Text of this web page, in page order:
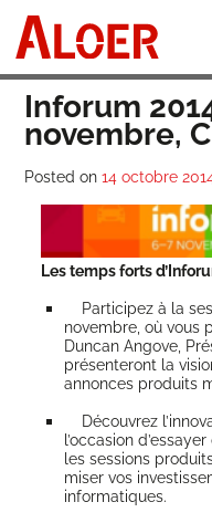
content
Inforum
novembre,
Posted on 14 octobre
Les temps forts
Par­ti­ci­pez à la
novembre, où vous
Dun­can Angove,
pré­sen­te­ront la
annonces pro­duits
Décou­vrez
l’occasion
les ses­sions
mi­ser vos
informatiques.